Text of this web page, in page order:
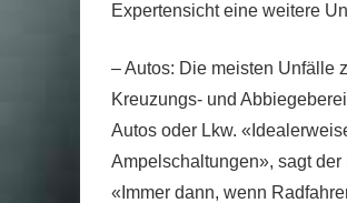
Expertensicht eine weitere
– Autos: Die meisten Unfälle
Kreuzungs- und
Autos oder Lkw.
Ampelschaltungen», sagt
«Immer dann, wenn